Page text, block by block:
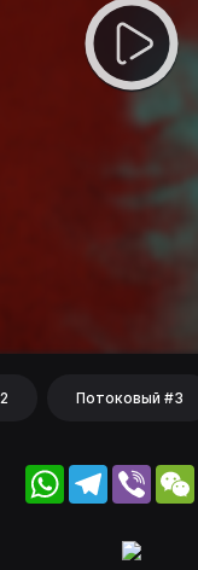
Потоковый #3
WhatsApp
Telegram
Viber